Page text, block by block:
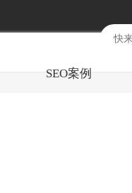
SEO案例